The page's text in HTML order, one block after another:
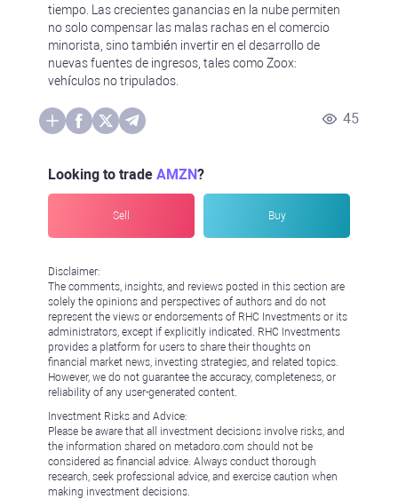
tiempo. Las crecientes ganancias en la nube permiten
no solo compensar las malas rachas en el comercio
minorista, sino también invertir en el desarrollo de
nuevas fuentes de ingresos, tales como Zoox:
vehículos no tripulados.
45
Looking to trade AMZN?
Sell Buy
Disclaimer:
The comments, insights, and reviews posted in this section are
solely the opinions and perspectives of authors and do not
represent the views or endorsements of RHC Investments or its
administrators, except if explicitly indicated. RHC Investments
provides a platform for users to share their thoughts on
financial market news, investing strategies, and related topics.
However, we do not guarantee the accuracy, completeness, or
reliability of any user-generated content.
Investment Risks and Advice:
Please be aware that all investment decisions involve risks, and
the information shared on metadoro.com should not be
considered as financial advice. Always conduct thorough
research, seek professional advice, and exercise caution when
making investment decisions.